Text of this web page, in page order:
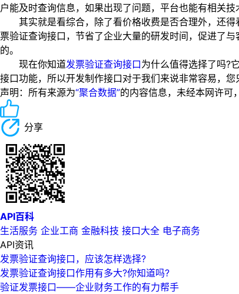
户能及时查询信息，如果出现了问题，平台也能有相关
其实就是看综合，除了看价格收费是否合理外，还得
票验证查询接口，节省了企业大量的研发时间，促进了
的。
现在你知道发票验证查询接口为什么值得选择了吗?
接口功能，所以开发制作接口对于我们来说非常容易，您
声明：所有来源为“聚合数据”的内容信息，未经本网许
分享
API百科
生活服务 企业工商 金融科技 接口大全 电子商务
API资讯
发票验证查询接口，应该怎样选择?
发票验证查询接口作用有多大?你知道吗?
验证发票接口——企业财务工作的有力帮手